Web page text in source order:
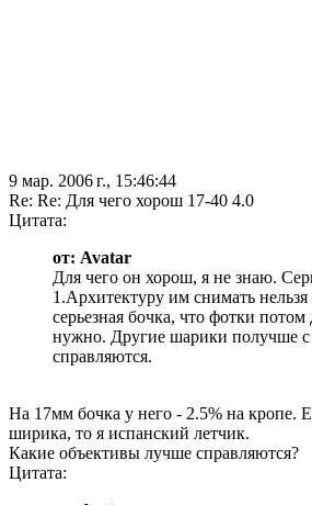
9 мар. 2006 г., 15:46:44
Re: Re: Для чего хорош 17-40 4.0
Цитата:
от: Avatar
Для чего он хорош, я не знаю.
1.Архитектуру им снимать
серьезная бочка, что фотки
нужно. Другие шарики получше
справляются.
На 17мм бочка у него - 2.5% на кропе.
ширика, то я испанский летчик.
Какие объективы лучше справляются?
Цитата: